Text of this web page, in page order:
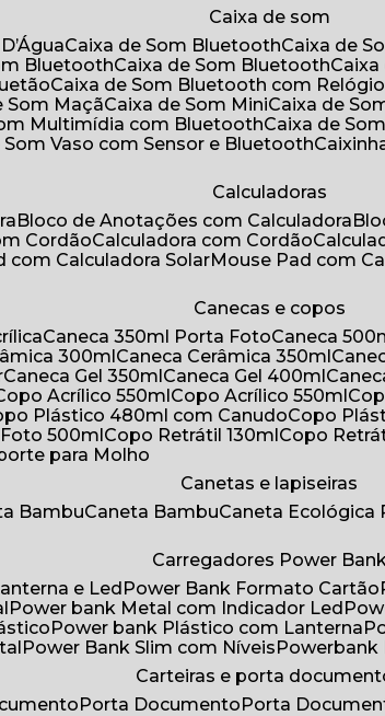
Caixa de som
Caixa de Som Bluetooth Caixa de
Bluetooth Caixa de Som Bluetooth
Caixa de Som Bluetooth com
Som Maçã Caixa de Som Mini Caixa de
Multimídia com Bluetooth
Caixa de
Som Vaso com Sensor e Bluetooth
Calculadoras
Bloco de Anotações com Calculadora
Cordão Calculadora com Cordão
com Calculadora Solar Mouse Pad com
Canecas e copos
Caneca 350ml Porta Foto Caneca
300ml Caneca Cerâmica 350ml
Caneca Gel 350ml Caneca Gel 400ml
Copo Acrílico 550ml Copo Acrílico 550ml
Plástico 480ml com Canudo
Copo
Foto 500ml Copo Retrátil 130ml
Copo
para Molho
Canetas e lapiseiras
Bambu Caneta Bambu Caneta Ecológica
Carregadores Power
e Led Power Bank Formato Cartão
Power bank Metal com Indicador Led
Power bank Plástico com Lanterna
Power Bank Slim com Níveis
Carteiras e porta
Porta Documento Porta